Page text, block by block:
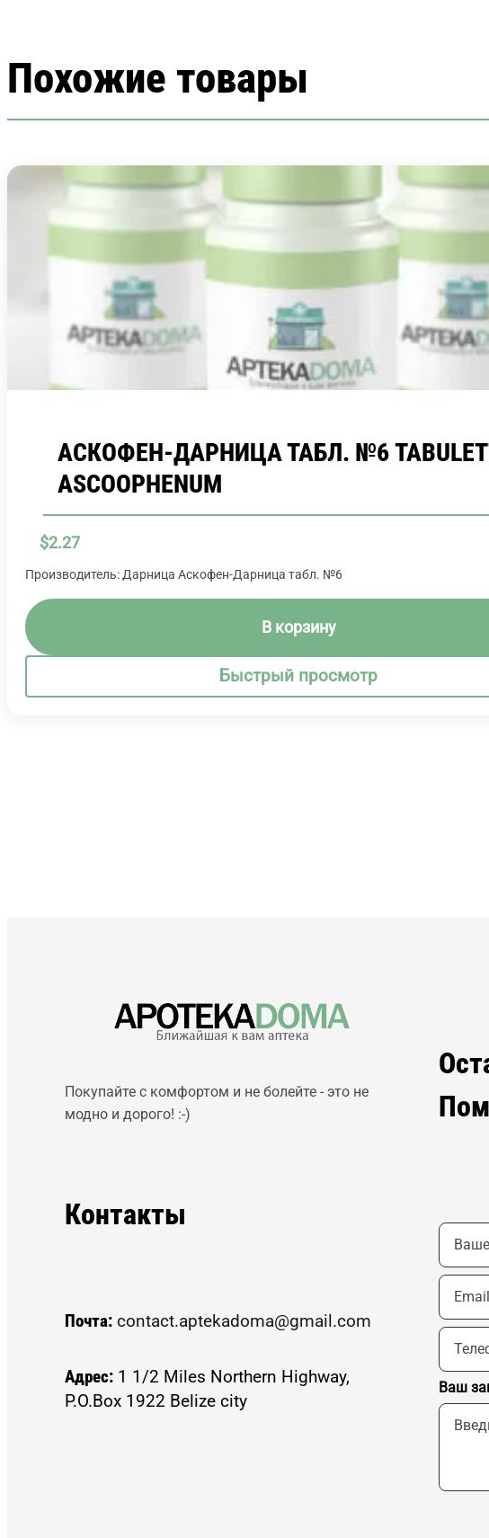
Похожие товары
АСКОФЕН-ДАРНИЦА ТАБЛ. №6
ASCOOPHENUM
$2.27
Производитель: Дарница Аскофен-Дарница табл. №6
В корзину
Быстрый просмотр
Покупайте с комфортом и не болейте - это не
модно и дорого! :-)
Контакты
Почта: contact.aptekadoma@gmail.com
Адрес: 1 1/2 Miles Northern Highway,
P.O.Box 1922 Belize city
Ваш